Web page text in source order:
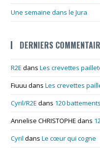
Une semaine dans le Jura
DERNIERS
R2E dansLes crevettes
Fiuuu dansLes crevettes
Cyril/R2E dans 120
Annelise CHRISTOPHE dans
Cyril dansLe cœur qui cogne